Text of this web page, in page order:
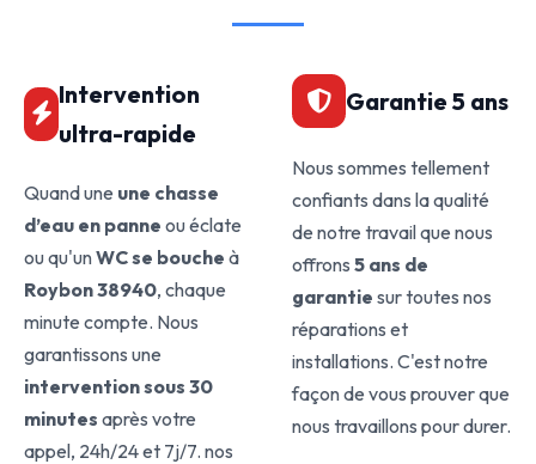
Intervention
ultra-rapide
Quand une une chasse
d’eau en panne ou éclate
ou qu'unWC se bouche à
Roybon 38940, chaque
minute compte. Nous
garantissons une
intervention sous 30
minutes après votre
appel, 24h/24 et 7j/7. nos
Garantie 5 ans
Nous sommes tellement
confiants dans la qualité
de notre travail que nous
offrons 5 ans de
garantie sur toutes nos
réparations et
installations. C'est notre
façon de vous prouver que
nous travaillons pour durer.